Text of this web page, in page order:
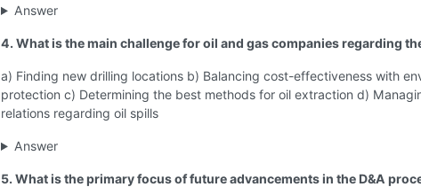
Answer
4. What is the main challenge for oil and gas companies regarding
a) Finding new drilling locations b) Balancing cost-effectiveness with
protection c) Determining the best methods for oil extraction d)
relations regarding oil spills
Answer
5. What is the primary focus of future advancements in the D&A